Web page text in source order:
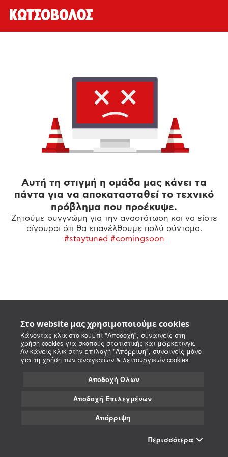
Στο website μας χρησιμοποιούμε cookies
Κάνοντας κλικ στο κουμπί "Αποδοχή", συναινείς στη
χρήση cookies για σκοπούς στατιστικής και μάρκετινγκ.
Αν κάνεις κλικ στην επιλογή "Απόρριψη", συναινείς μόνο
για τη χρήση των αναγκαίων & λειτουργικών cookies.
Αποδοχή Όλων
Αποδοχή Επιλεγμένων
Απόρριψη
Περισσότερα
Αυτή τη στιγμή η ομάδα μας κάνει τα
πάντα για να αποκατασταθεί το τεχνικό
πρόβλημα που προέκυψε.
Ζητούμε συγγνώμη για την αναστάτωση και να είστε
σίγουροι ότι θα επανέλθουμε πολύ σύντομα.
#staytuned #comingsoon